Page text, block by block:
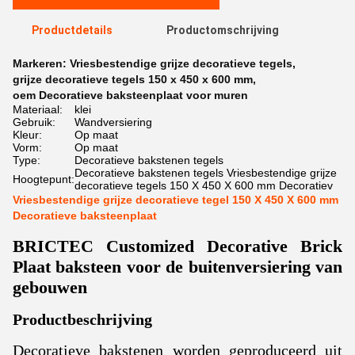
Productdetails Productomschrijving
Markeren: Vriesbestendige grijze decoratieve tegels,
grijze decoratieve tegels 150 x 450 x 600 mm,
oem Decoratieve baksteenplaat voor muren
Materiaal:
klei
Gebruik:
Wandversiering
Kleur:
Op maat
Vorm:
Op maat
Type:
Decoratieve bakstenen tegels
Hoogtepunt:Decoratieve bakstenen tegels Vriesbestendige grijze
decoratieve tegels 150 X 450 X 600 mm Decoratiev
Vriesbestendige grijze decoratieve tegel 150 X 450 X 600 mm
Decoratieve baksteenplaat
BRICTEC Customized Decorative Brick
Plaat baksteen voor de buitenversiering van
gebouwen
Productbeschrijving
Decoratieve bakstenen worden geproduceerd uit